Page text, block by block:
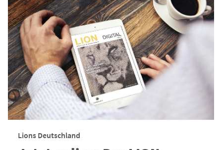
Lions Deutschland